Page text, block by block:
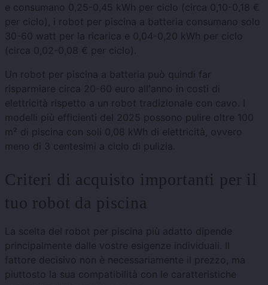
e consumano 0,25-0,45 kWh per ciclo (circa 0,10-0,18 €
per ciclo), i robot per piscina a batteria consumano solo
30-60 watt per la ricarica e 0,04-0,20 kWh per ciclo
(circa 0,02-0,08 € per ciclo).
Un robot per piscina a batteria può quindi far
risparmiare circa 20-60 euro all'anno in costi di
elettricità rispetto a un robot tradizionale con cavo. I
modelli più efficienti del 2025 possono pulire oltre 100
m² di piscina con soli 0,08 kWh di elettricità, ovvero
meno di 3 centesimi a ciclo di pulizia.
Criteri di acquisto importanti per il
tuo robot da piscina
La scelta del robot per piscina più adatto dipende
principalmente dalle vostre esigenze individuali. Il
fattore decisivo non è necessariamente il prezzo, ma
piuttosto la sua compatibilità con le caratteristiche